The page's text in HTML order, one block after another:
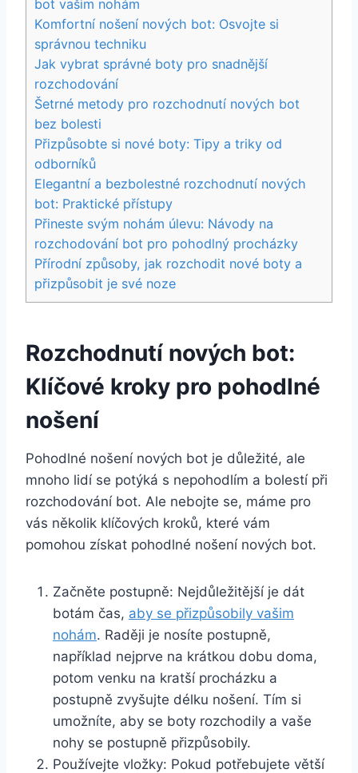
bot vašim nohám
Komfortní nošení nových bot: Osvojte si
⁢správnou techniku
Jak vybrat správné boty‍ pro​ snadnější
rozchodování
Šetrné ⁣metody pro ‍rozchodnutí nových bot
bez bolesti
Přizpůsobte si nové boty: Tipy a triky od
odborníků
Elegantní a⁣ bezbolestné rozchodnutí nových
bot:⁣ Praktické ‍přístupy
Přineste svým nohám ​úlevu: Návody na
rozchodování bot pro pohodlný procházky
Přírodní způsoby, jak rozchodit nové boty a
přizpůsobit je​ své⁤ noze
Rozchodnutí nových bot:‌
Klíčové kroky pro pohodlné
nošení
Pohodlné nošení nových bot​ je důležité, ale
mnoho lidí se potýká s nepohodlím a bolestí při
rozchodování bot. Ale ‍nebojte se, ‍máme ‌pro
vás​ několik klíčových kroků, které​ vám
pomohou získat⁢ pohodlné nošení nových bot.
Začněte postupně: Nejdůležitější ⁤je dát
botám čas, aby⁢ se⁤ přizpůsobily vašim
nohám. Raději je nosíte postupně,
například nejprve na krátkou ‍dobu doma,
potom venku na kratší procházku a
postupně⁣ zvyšujte délku nošení. Tím si
umožníte, aby se boty⁢ rozchodily a vaše
nohy se ⁤postupně přizpůsobily.
Používejte⁢ vložky: Pokud potřebujete větší